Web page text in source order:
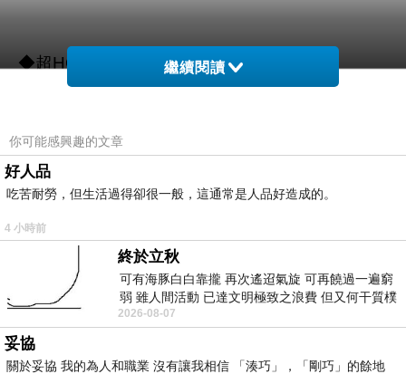
◆超HOT韓系復古厚底鞋
◆歐美街頭感蛇紋面料
◆厚乳膠真皮墊腳 穿著舒適不痛腳
商品描述:
繼續閱讀
你可能感興趣的文章
好人品
吃苦耐勞，但生活過得卻很一般，這通常是人品好造成的。
4 小時前
終於立秋
可有海豚白白靠攏 再次遙迢氣旋 可再饒過一遍窮
弱 雖人間活動 已達文明極致之浪費 但又何干質樸
者 只能白白陪葬
2026-08-07
妥協
關於妥協 我的為人和職業 沒有讓我相信 「湊巧」，「剛巧」的餘地